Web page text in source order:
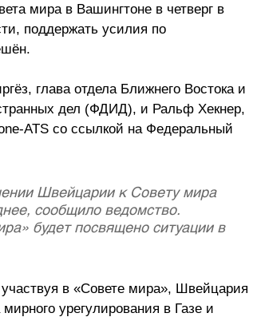
мира в Вашингтоне в четверг в
поддержать усилия по
глава отдела Ближнего Востока и
дел (ФДИД), и Ральф Хекнер,
ATS со ссылкой на Федеральный
Швейцарии к Совету мира
сообщило ведомство.
будет посвящено ситуации в
в «Совете мира», Швейцария
урегулирования в Газе и